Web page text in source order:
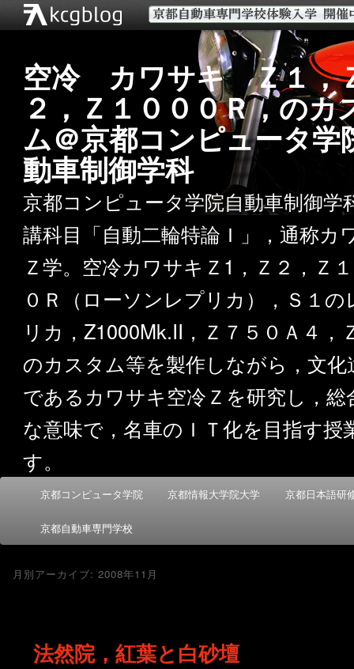
空冷 カワサキ Ｚ１，
２，Ｚ１０００Ｒ，のカ
ム＠京都コンピュータ学
動車制御学科
京都コンピュータ学院自動車制御学
講科目「自動二輪特論Ｉ」，通称カ
Ｚ学。空冷カワサキＺ1，Ｚ２，Ｚ
０Ｒ（ローソンレプリカ），Ｓ１の
リカ，Z1000Mk.II，Ｚ７５０Ａ４，
のカスタム等を製作しながら，文化
であるカワサキ空冷Ｚを研究し，総
な意味で，名車のＩＴ化を目指す授
す。
メ
メ
イ
ン
ン
サ
ブ
コ
テ
京都コンピュータ学院 京都情報大学院大学 京都日本語研
京都自動車専門学校
月別アーカイブ:2008年11月
法然院，紅葉と白砂壇